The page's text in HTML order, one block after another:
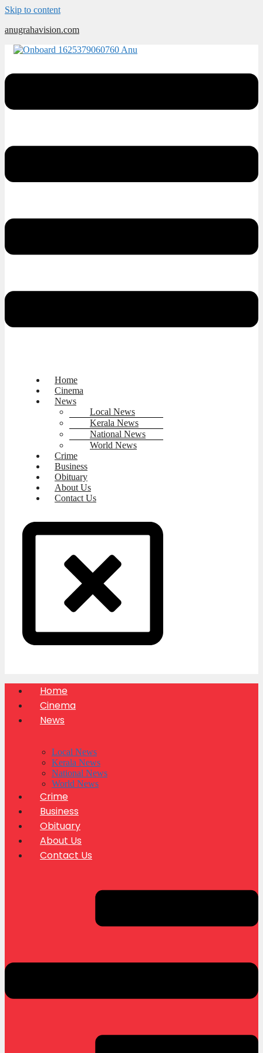
Skip to content
anugrahavision.com
Home
Cinema
News
Local News
Kerala News
National News
World News
Crime
Business
Obituary
About Us
Contact Us
Home
Cinema
News
Local News
Kerala News
National News
World News
Crime
Business
Obituary
About Us
Contact Us